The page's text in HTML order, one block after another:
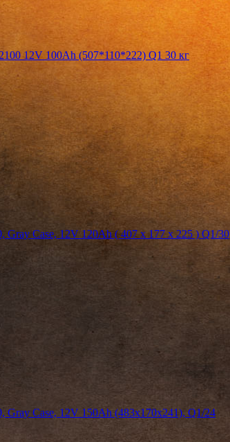
12V 100Ah (507*110*222) Q1 30 кг
Case, 12V 120Ah ( 407 x 177 x 225 ) Q1/30
Case, 12V 150Ah (483х170х241), Q1/24